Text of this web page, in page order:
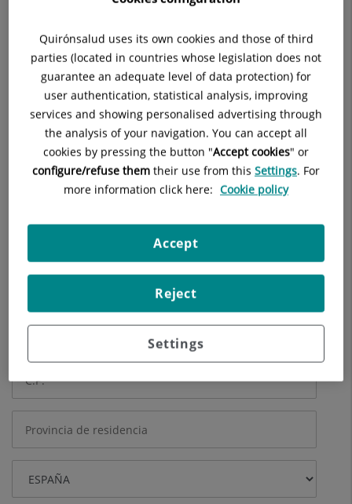
Quirónsalud uses its own cookies and those of third
parties (located in countries whose legislation does not
guarantee an adequate level of data protection) for
user authentication, statistical analysis, improving
services and showing personalised advertising through
the analysis of your navigation. You can accept all
cookies by pressing the button "Accept cookies" or
configure/refuse them their use from this Settings. For
more information click here: Cookie policy
Settings
Reject
Accept